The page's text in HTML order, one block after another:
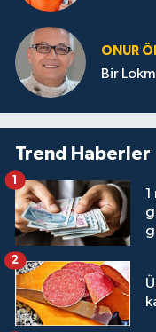
ONUR
Bir
Trend Haberler
1
1
2